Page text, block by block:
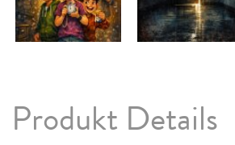
Produkt Details